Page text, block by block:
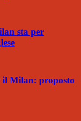
sta per
il Milan: proposto